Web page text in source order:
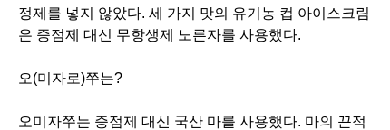
정제를 넣지 않았다. 세 가지 맛의 유기농 컵 아이스크림
은 증점제 대신 무항생제 노른자를 사용했다.
오(미자로)쭈는?
오미자쭈는 증점제 대신 국산 마를 사용했다. 마의 끈적